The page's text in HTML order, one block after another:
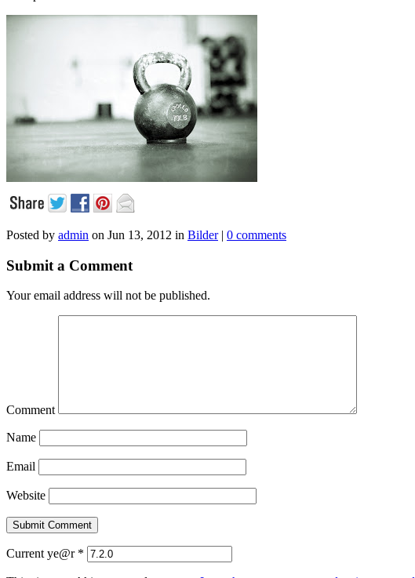
Posted by admin on Jun 13, 2012 in Bilder| 0 comments
Submit a Comment
Your email address will not be published.
Comment
Name
Email
Website
Current ye@r *